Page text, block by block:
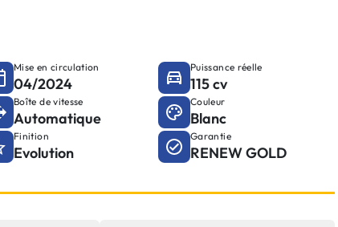
Mise en circulation
04/2024
Puissance réelle
115 cv
Boîte de vitesse
Automatique
Couleur
Blanc
Finition
Evolution
Garantie
RENEW GOLD